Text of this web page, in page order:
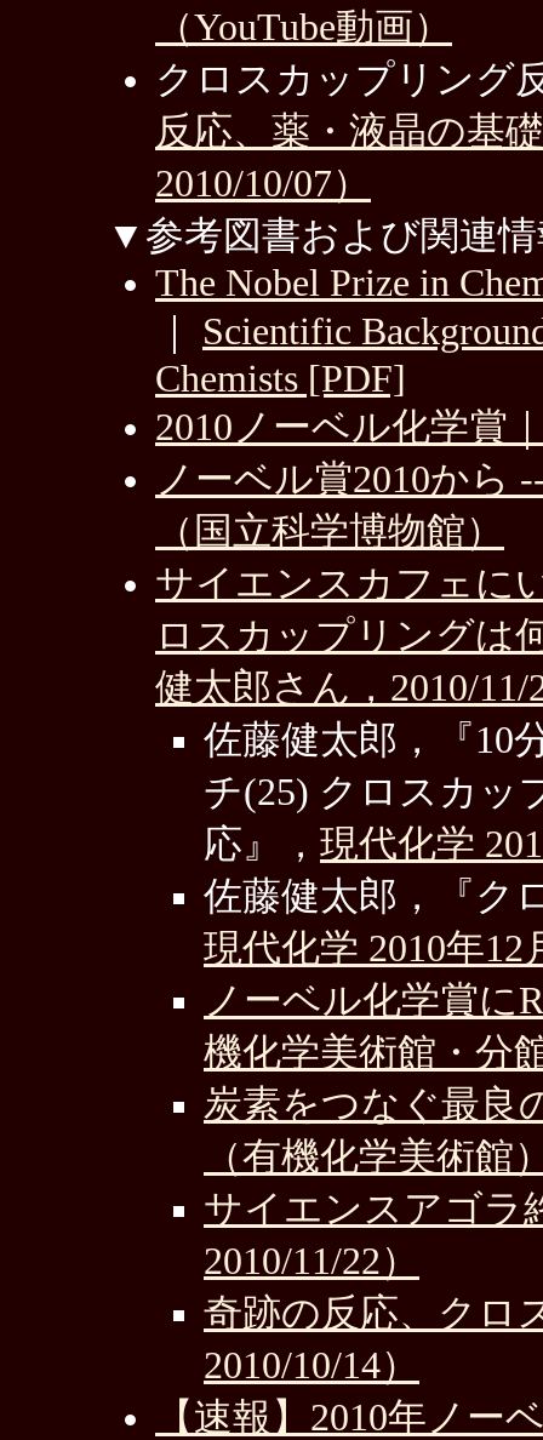
（YouTube動画）
クロスカップリング
反応、薬・液晶の基
2010/10/07）
▼参考図書および関連
The Nobel Prize in
Scientific
Chemists [PDF]
2010ノーベル化学賞
ノーベル賞2010から
（国立科学博物館）
サイエンスカフェに
ロスカップリングは
健太郎さん，2010/11/
佐藤健太郎，『10
チ(25) クロスカッ
応』， 現代化学
佐藤健太郎，『ク
現代化学 2010年12
ノーベル化学賞に
機化学美術館・分
炭素をつなぐ最良
（有機化学美術館
サイエンスアゴラ
2010/11/22）
奇跡の反応、クロ
2010/10/14）
【速報】2010年ノ